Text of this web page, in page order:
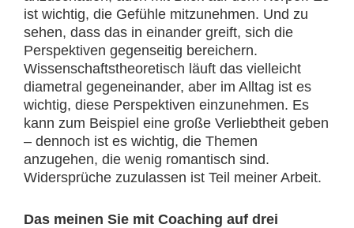
ist wichtig, die Gefühle mitzunehmen. Und zu
sehen, dass das in einander greift, sich die
Perspektiven gegenseitig bereichern.
Wissenschaftstheoretisch läuft das vielleicht
diametral gegeneinander, aber im Alltag ist es
wichtig, diese Perspektiven einzunehmen. Es
kann zum Beispiel eine große Verliebtheit geben
– dennoch ist es wichtig, die Themen
anzugehen, die wenig romantisch sind.
Widersprüche zuzulassen ist Teil meiner Arbeit.
Das meinen Sie mit Coaching auf drei